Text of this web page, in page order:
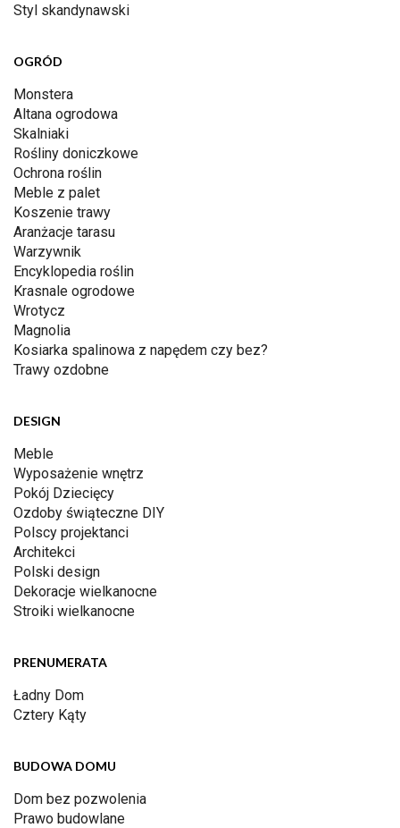
Styl skandynawski
OGRÓD
Monstera
Altana ogrodowa
Skalniaki
Rośliny doniczkowe
Ochrona roślin
Meble z palet
Koszenie trawy
Aranżacje tarasu
Warzywnik
Encyklopedia roślin
Krasnale ogrodowe
Wrotycz
Magnolia
Kosiarka spalinowa z napędem czy bez?
Trawy ozdobne
DESIGN
Meble
Wyposażenie wnętrz
Pokój Dziecięcy
Ozdoby świąteczne DIY
Polscy projektanci
Architekci
Polski design
Dekoracje wielkanocne
Stroiki wielkanocne
PRENUMERATA
Ładny Dom
Cztery Kąty
BUDOWA DOMU
Dom bez pozwolenia
Prawo budowlane